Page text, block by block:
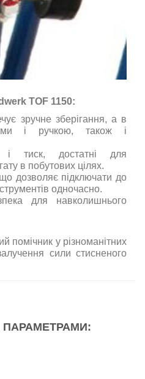
TOF 1150:
зручне зберігання, а в
і ручкою, також і
і тиск, достатні для
в побутових цілях.
дозволяє підключати до
одночасно.
для навколишнього
помічник у різноманітних
сили стисненого
ПАРАМЕТРАМИ: